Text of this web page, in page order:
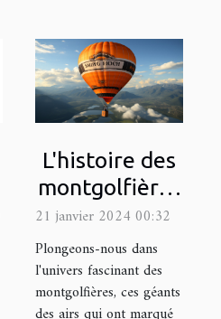
L'histoire des
montgolfières
et leur
utilisation
moderne dans
la publicité
21 janvier 2024 00:32
Plongeons-nous dans
l'univers fascinant des
montgolfières, ces géants